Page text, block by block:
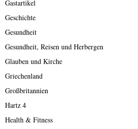
Gastartikel
Geschichte
Gesundheit
Gesundheit, Reisen und Herbergen
Glauben und Kirche
Griechenland
Großbritannien
Hartz 4
Health & Fitness